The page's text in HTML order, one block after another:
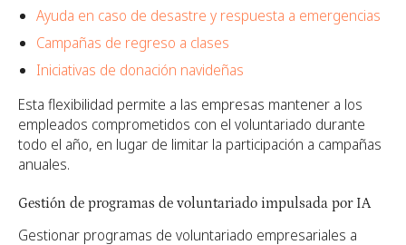
Ayuda en caso de desastre y respuesta a emergencias
Campañas de regreso a clases
Iniciativas de donación navideñas
Esta flexibilidad permite a las empresas mantener a los
empleados comprometidos con el voluntariado durante
todo el año, en lugar de limitar la participación a campañas
anuales.
Gestión de programas de voluntariado impulsada por IA
Gestionar programas de voluntariado empresariales a